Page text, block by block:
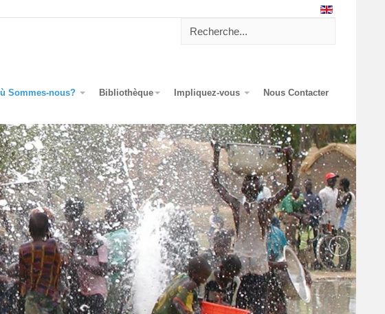
Sommes-nous? Bibliothèque Impliquez-vous Nous Contacter